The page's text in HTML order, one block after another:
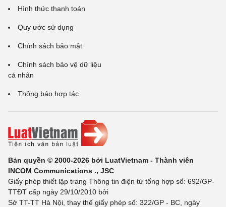
Hình thức thanh toán
Quy ước sử dụng
Chính sách bảo mật
Chính sách bảo vệ dữ liệu
cá nhân
Thông báo hợp tác
Bản quyền © 2000-2026 bởi LuatVietnam - Thành viên
INCOM Communications ., JSC
Giấy phép thiết lập trang Thông tin điện tử tổng hợp số: 692/GP-
TTĐT cấp ngày 29/10/2010 bởi
Sở TT-TT Hà Nội, thay thế giấy phép số: 322/GP - BC, ngày